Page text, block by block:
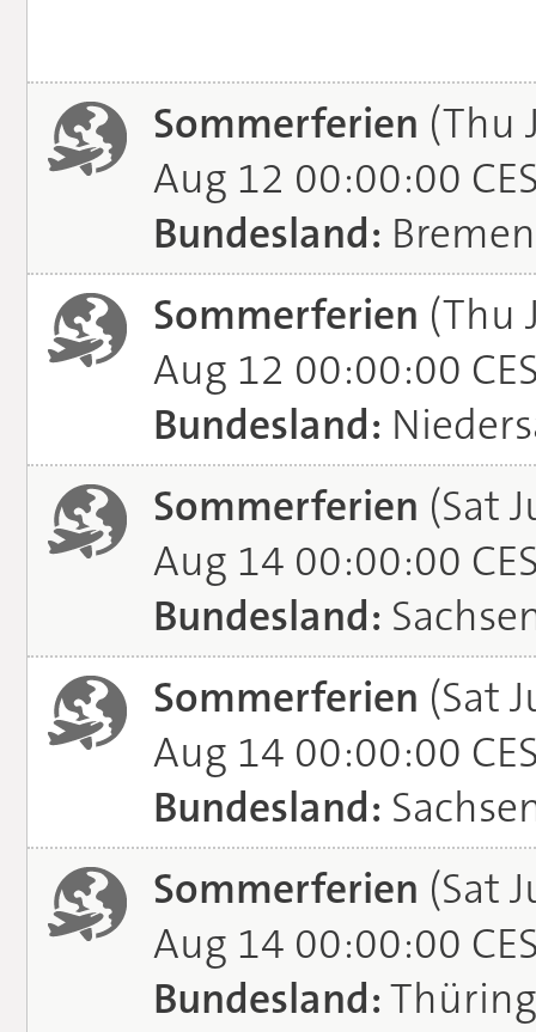
Sommerferien (Thu
Aug 12 00:00:00
Bundesland: Bremen
Sommerferien (Thu
Aug 12 00:00:00
Bundesland:
Sommerferien (Sat
Aug 14 00:00:00
Bundesland:
Sommerferien (Sat
Aug 14 00:00:00
Bundesland:
Sommerferien (Sat
Aug 14 00:00:00
Bundesland: